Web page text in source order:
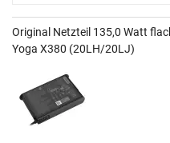
Original Netzteil 135,0 Watt
Yoga X380 (20LH/20LJ)